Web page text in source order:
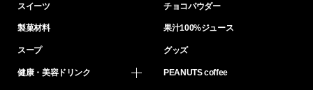
スイーツ チョコパウダー
製菓材料 果汁100%ジュース
スープ グッズ
健康・美容ドリンク PEANUTS coffee